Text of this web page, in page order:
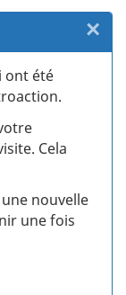
ont été
Cela
nouvelle
une fois
×